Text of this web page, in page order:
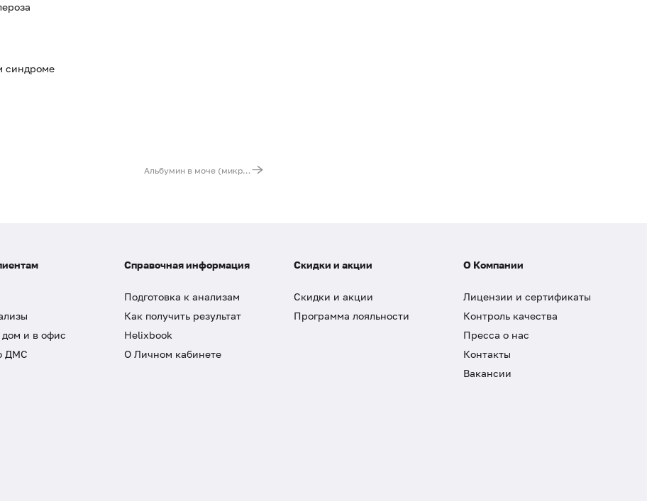
синдроме
Альбумин в моче (микроальбуминурия)
и в офис
ДМС
Справочная информация
Подготовка к анализам
Как получить результат
Helixbook
О Личном кабинете
Скидки и акции
Скидки и акции
Программа лояльности
О Компании
Лицензии и сертификаты
Контроль качества
Пресса о нас
Контакты
Вакансии